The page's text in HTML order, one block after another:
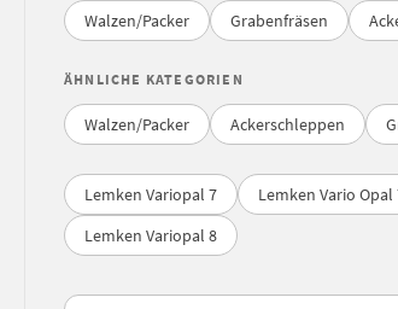
Walzen/Packer Grabenfräsen
ÄHNLICHE KATEGORIEN
Walzen/Packer Ackerschleppen
Lemken Variopal 7 Lemken Vario Opal
Lemken Variopal 8